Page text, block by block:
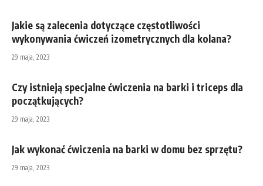
Jakie są zalecenia dotyczące częstotliwości
wykonywania ćwiczeń izometrycznych dla kolana?
29 maja, 2023
Czy istnieją specjalne ćwiczenia na barki i triceps dla
początkujących?
29 maja, 2023
Jak wykonać ćwiczenia na barki w domu bez sprzętu?
29 maja, 2023